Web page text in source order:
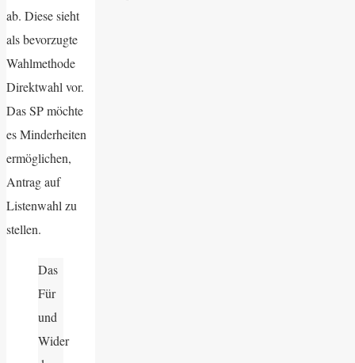
ab. Diese sieht
als bevorzugte
Wahlmethode
Direktwahl vor.
Das SP möchte
es Minderheiten
ermöglichen,
Antrag auf
Listenwahl zu
stellen.
Das
Für
und
Wider